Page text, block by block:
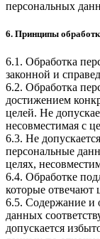
персональных
6. Принципы
6.1. Обработка
законной и
6.2. Обработка
достижением
целей. Не
несовместимая с
6.3. Не
персональные
целях,
6.4. Обработке
которые отвечают
6.5. Содержание и
данных
допускается